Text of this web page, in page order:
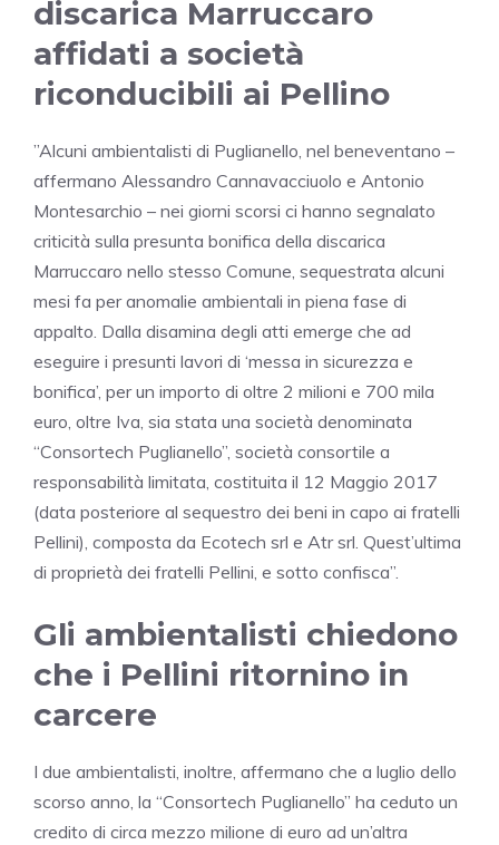
discarica Marruccaro
affidati a società
riconducibili ai Pellino
”Alcuni ambientalisti di Puglianello, nel beneventano –
affermano Alessandro Cannavacciuolo e Antonio
Montesarchio – nei giorni scorsi ci hanno segnalato
criticità sulla presunta bonifica della discarica
Marruccaro nello stesso Comune, sequestrata alcuni
mesi fa per anomalie ambientali in piena fase di
appalto. Dalla disamina degli atti emerge che ad
eseguire i presunti lavori di ‘messa in sicurezza e
bonifica’, per un importo di oltre 2 milioni e 700 mila
euro, oltre Iva, sia stata una società denominata
“Consortech Puglianello”, società consortile a
responsabilità limitata, costituita il 12 Maggio 2017
(data posteriore al sequestro dei beni in capo ai fratelli
Pellini), composta da Ecotech srl e Atr srl. Quest’ultima
di proprietà dei fratelli Pellini, e sotto confisca”.
Gli ambientalisti chiedono
che i Pellini ritornino in
carcere
I due ambientalisti, inoltre, affermano che a luglio dello
scorso anno, la “Consortech Puglianello” ha ceduto un
credito di circa mezzo milione di euro ad un’altra